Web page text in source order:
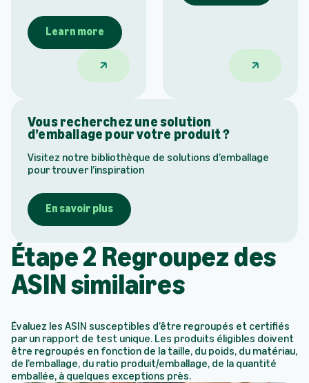
Learn more
Expéditions flexibles dans des emballages
Navires
Vous recherchez une solution
d’emballage pour votre produit ?
Visitez notre bibliothèque de solutions d’emballage
pour trouver l’inspiration
En savoir plus
Étape 2 Regroupez des
ASIN similaires
Évaluez les ASIN susceptibles d’être regroupés et certifiés
par un rapport de test unique. Les produits éligibles doivent
être regroupés en fonction de la taille, du poids, du matériau,
de l’emballage, du ratio produit/emballage, de la quantité
emballée, à quelques exceptions près.